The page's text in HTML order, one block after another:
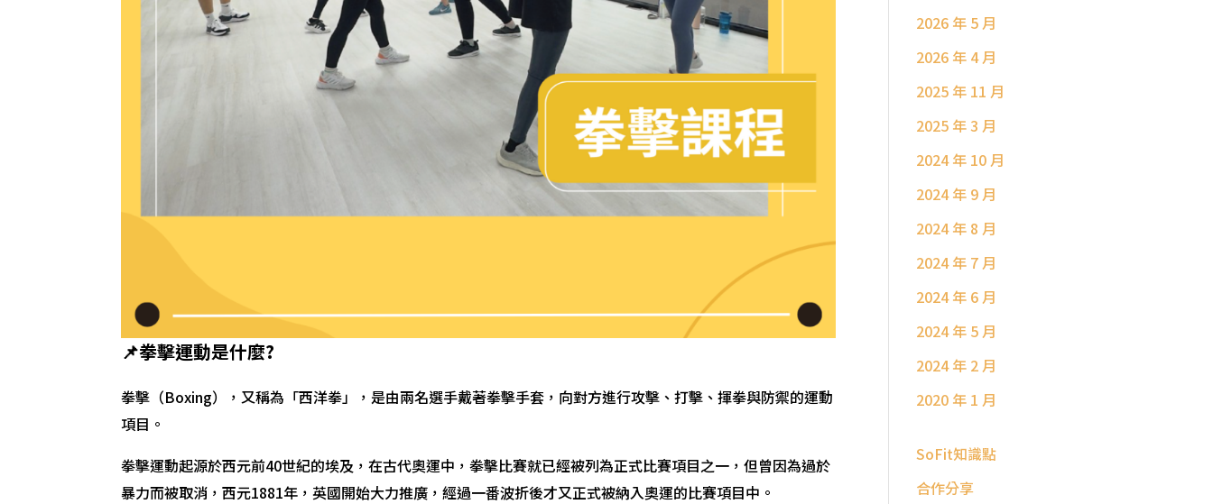
📌拳擊運動是什麼?
拳擊（Boxing），又稱為「西洋拳」，是由兩名選手戴著拳擊手套，向對方進行攻擊、打擊、揮拳與防禦的運動
項目。
拳擊運動起源於西元前40世紀的埃及，在古代奧運中，拳擊比賽就已經被列為正式比賽項目之一，但曾因為過於
暴力而被取消，西元1881年，英國開始大力推廣，經過一番波折後才又正式被納入奧運的比賽項目中。
2026 年 5 月
2026 年 4 月
2025 年 11 月
2025 年 3 月
2024 年 10 月
2024 年 9 月
2024 年 8 月
2024 年 7 月
2024 年 6 月
2024 年 5 月
2024 年 2 月
2020 年 1 月
SoFit知識點
合作分享